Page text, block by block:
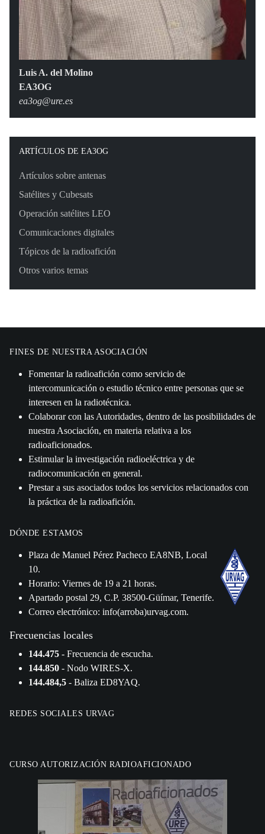
Luis A. del Molino
EA3OG
ea3og@ure.es
ARTÍCULOS DE EA3OG
Artículos sobre antenas
Satélites y Cubesats
Operación satélites LEO
Comunicaciones digitales
Tópicos de la radioafición
Otros varios temas
FINES DE NUESTRA ASOCIACIÓN
Fomentar la radioafición como servicio de
intercomunicación o estudio técnico entre personas que se
interesen en la radiotécnica.
Colaborar con las Autoridades, dentro de las posibilidades de
nuestra Asociación, en materia relativa a los
radioaficionados.
Estimular la investigación radioeléctrica y de
radiocomunicación en general.
Prestar a sus asociados todos los servicios relacionados con
la práctica de la radioafición.
DÓNDE ESTAMOS
Plaza de Manuel Pérez Pacheco EA8NB, Local
10.
Horario: Viernes de 19 a 21 horas.
Apartado postal 29, C.P. 38500-Güímar, Tenerife.
Correo electrónico: info(arroba)urvag.com.
Frecuencias locales
144.475 - Frecuencia de escucha.
144.850 - Nodo WIRES-X.
144.484,5 - Baliza ED8YAQ.
REDES SOCIALES URVAG
CURSO AUTORIZACIÓN RADIOAFICIONADO